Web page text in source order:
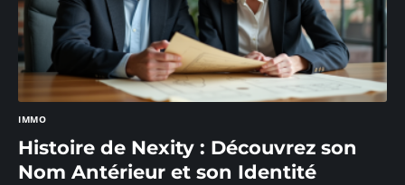
IMMO
Histoire de Nexity : Découvrez son
Nom Antérieur et son Identité